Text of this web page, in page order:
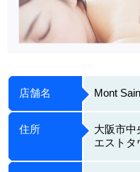
店舗名 Mont
住所
大阪市中
エストタ